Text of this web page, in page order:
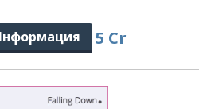
5 Cr